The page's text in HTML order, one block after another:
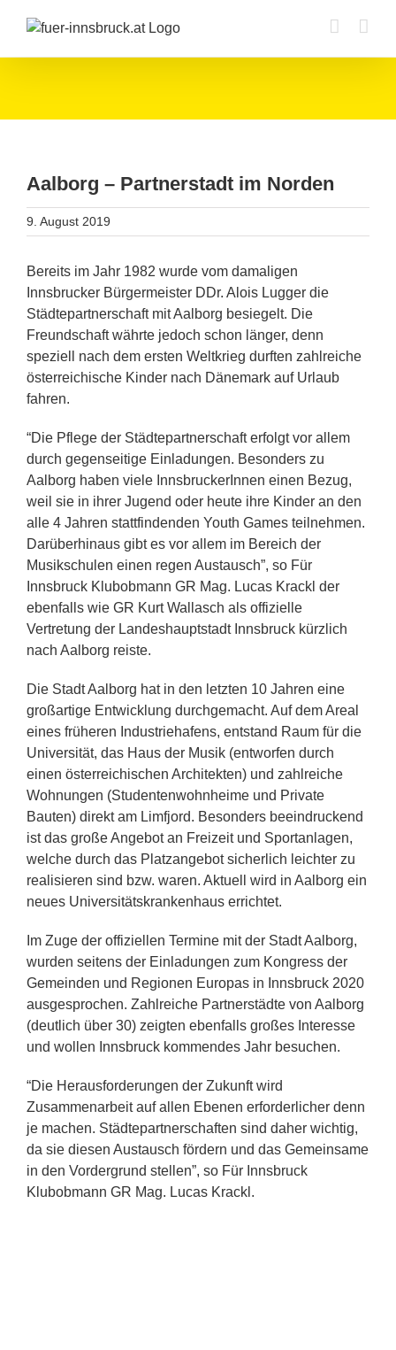
Inhalt
Aalborg – Partnerstadt im Norden
9. August 2019
Bereits im Jahr 1982 wurde vom damaligen
Innsbrucker Bürgermeister DDr. Alois Lugger die
Städtepartnerschaft mit Aalborg besiegelt. Die
Freundschaft währte jedoch schon länger, denn
speziell nach dem ersten Weltkrieg durften zahlreiche
österreichische Kinder nach Dänemark auf Urlaub
fahren.
“Die Pflege der Städtepartnerschaft erfolgt vor allem
durch gegenseitige Einladungen. Besonders zu
Aalborg haben viele InnsbruckerInnen einen Bezug,
weil sie in ihrer Jugend oder heute ihre Kinder an den
alle 4 Jahren stattfindenden Youth Games teilnehmen.
Darüberhinaus gibt es vor allem im Bereich der
Musikschulen einen regen Austausch”, so Für
Innsbruck Klubobmann GR Mag. Lucas Krackl der
ebenfalls wie GR Kurt Wallasch als offizielle
Vertretung der Landeshauptstadt Innsbruck kürzlich
nach Aalborg reiste.
Die Stadt Aalborg hat in den letzten 10 Jahren eine
großartige Entwicklung durchgemacht. Auf dem Areal
eines früheren Industriehafens, entstand Raum für die
Universität, das Haus der Musik (entworfen durch
einen österreichischen Architekten) und zahlreiche
Wohnungen (Studentenwohnheime und Private
Bauten) direkt am Limfjord. Besonders beeindruckend
ist das große Angebot an Freizeit und Sportanlagen,
welche durch das Platzangebot sicherlich leichter zu
realisieren sind bzw. waren. Aktuell wird in Aalborg ein
neues Universitätskrankenhaus errichtet.
Im Zuge der offiziellen Termine mit der Stadt Aalborg,
wurden seitens der Einladungen zum Kongress der
Gemeinden und Regionen Europas in Innsbruck 2020
ausgesprochen. Zahlreiche Partnerstädte von Aalborg
(deutlich über 30) zeigten ebenfalls großes Interesse
und wollen Innsbruck kommendes Jahr besuchen.
“Die Herausforderungen der Zukunft wird
Zusammenarbeit auf allen Ebenen erforderlicher denn
je machen. Städtepartnerschaften sind daher wichtig,
da sie diesen Austausch fördern und das Gemeinsame
in den Vordergrund stellen”, so Für Innsbruck
Klubobmann GR Mag. Lucas Krackl.